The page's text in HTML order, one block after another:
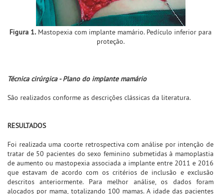
Figura 1. Mastopexia com implante mamário. Pedículo inferior para
proteção.
Técnica cirúrgica - Plano do implante mamário
São realizados conforme as descrições clássicas da literatura.
RESULTADOS
Foi realizada uma coorte retrospectiva com análise por intenção de
tratar de 50 pacientes do sexo feminino submetidas à mamoplastia
de aumento ou mastopexia associada a implante entre 2011 e 2016
que estavam de acordo com os critérios de inclusão e exclusão
descritos anteriormente. Para melhor análise, os dados foram
alocados por mama, totalizando 100 mamas. A idade das pacientes